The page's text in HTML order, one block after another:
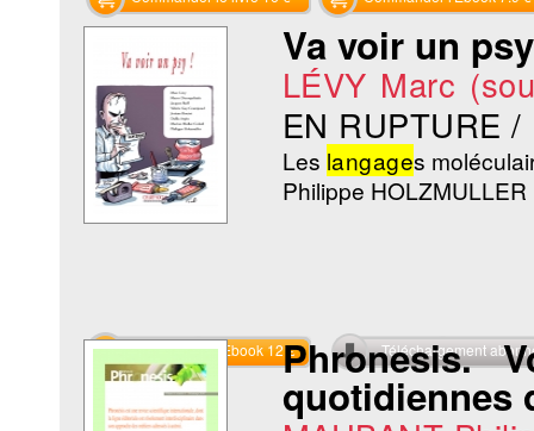
Va voir un
LÉVY Marc
EN RUPTURE
Les langages
Philippe HOLZMULLER
Commander l'Ebook 12 € Téléchargement
Phronesis.
quotidiennes